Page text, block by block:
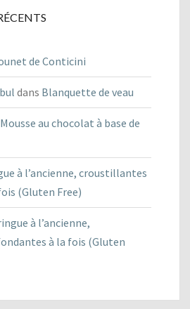
de Conticini
dans Blanquette de veau
Mousse au chocolat à base de
à l’ancienne, croustillantes
(Gluten Free)
à l’ancienne,
à la fois (Gluten